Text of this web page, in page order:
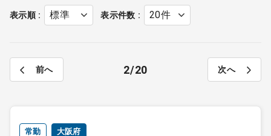
クリニック開業
お問合せ
表示順 表示件数
前へ 2 20 次へ
常勤 大阪府